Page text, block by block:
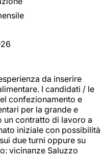
da inserire
I candidati / le
confezionamento e
per la grande e
contratto di lavoro a
iniziale con possibilità
due turni oppure su
vicinanze Saluzzo